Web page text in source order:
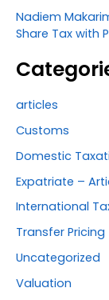
Nadiem
Share Tax with
articles
Customs
Domestic
Expatriate –
International
Transfer Pricing
Uncategorized
Valuation